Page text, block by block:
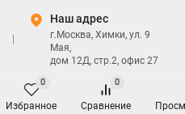
Наш адрес
г.Москва, Химки, ул. 9
Мая,
дом 12Д, стр.2, офис 27
Избранное
0
Сравнение
0